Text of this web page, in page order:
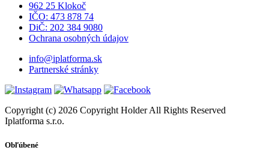
962 25 Klokoč
IČO: 473 878 74
DiČ: 202 384 9080
Ochrana osobných údajov
info@iplatforma.sk
Partnerské stránky
Copyright (c) 2026 Copyright Holder All Rights Reserved
Iplatforma s.r.o.
Obľúbené